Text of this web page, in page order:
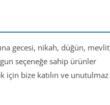
gecesi, nikah, düğün, mevlit
seçeneğe sahip ürünler
için bize katılın ve unutulmaz